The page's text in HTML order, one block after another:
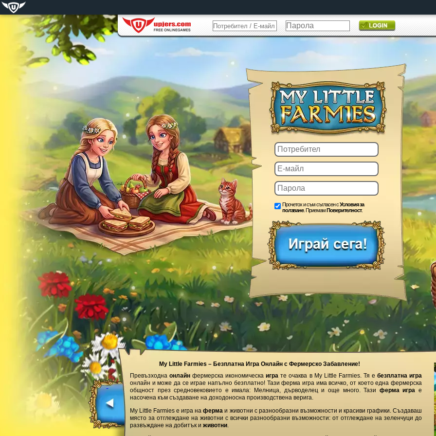
Прочетох и съм съгласен сУсловия за
ползване. ПриемамПоверителност.
My Little Farmies – Безплатна Игра Онлайн с Фермерско Забавление!
Превъзходнаонлайн фермерска икономическаигра те очаква в My Little Farmies. Тя е безплатна игра
онлайн и може да се играе напълно безплатно! Тази ферма игра има всичко, от което една фермерска
общност през средновековието е имала: Мелница, дърводелец и още много. Тази ферма игра е
насочена към създаване на доходоносна производствена верига.
My Little Farmies е игра наферма и животни с разнообразни възможности и красиви графики. Създаваш
място за отглеждане на животни с всички разнообразни възможности: от отглеждане на зеленчуци до
развъждане на добитък и животни.